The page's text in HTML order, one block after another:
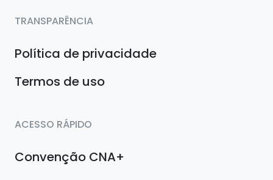
TRANSPARÊNCIA
Política de privacidade
Termos de uso
ACESSO RÁPIDO
Convenção CNA+